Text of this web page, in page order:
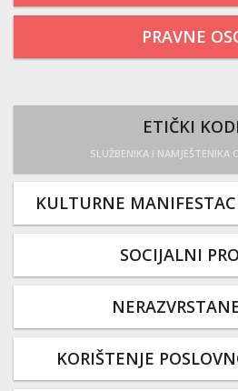
PRAVNE
ETIČKI
SLUŽBENIKA I NAMJEŠTENIKA
KULTURNE
SOCIJALNI
KORIŠTENJE